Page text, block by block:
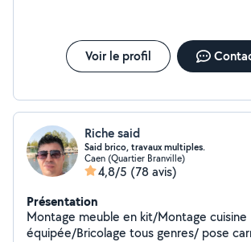
Au plaisir ! . Electricien à caen Mise aux
conformité Rénovation électrique Remplacement
tableau électrique Dépannage électrique Bricolage caen
caen
Voir le profil
Riche said
Said brico, travaux multiples.
Caen (Quartier Branville)
4,8/5 (78 avis)
Présentation
Montage meuble en kit/Montage cuisine
équipée/Bricolage tous genres/ pose